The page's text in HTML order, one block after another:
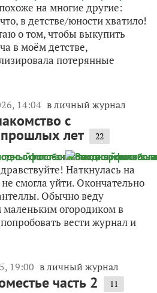
на многие другие:
в детстве/юности хватило!
о том, чтобы выкупить
в моём детстве,
потерянные
14:04 в личный журнал
с
лет 22
Наткнулась на
смогла уйти. Окончательно
Обычно веду
огородиком в
вести журнал и
19:00 в личный журнал
часть 2 11